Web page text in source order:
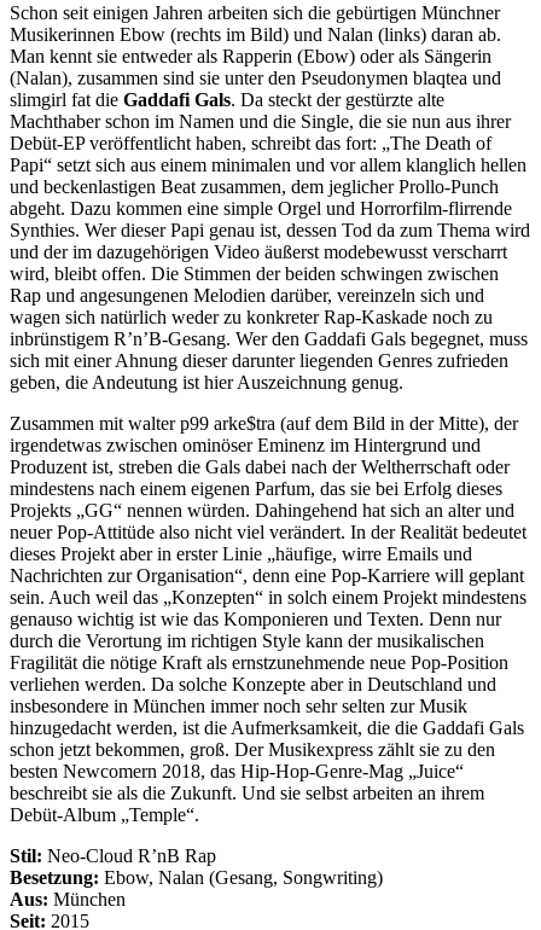
Schon seit einigen Jahren arbeiten sich die gebürtigen Münchner
Musikerinnen Ebow (rechts im Bild) und Nalan (links) daran ab.
Man kennt sie entweder als Rapperin (Ebow) oder als Sängerin
(Nalan), zusammen sind sie unter den Pseudonymen blaqtea und
slimgirl fat die Gaddafi Gals. Da steckt der gestürzte alte
Machthaber schon im Namen und die Single, die sie nun aus ihrer
Debüt-EP veröffentlicht haben, schreibt das fort: „The Death of
Papi“ setzt sich aus einem minimalen und vor allem klanglich hellen
und beckenlastigen Beat zusammen, dem jeglicher Prollo-Punch
abgeht. Dazu kommen eine simple Orgel und Horrorfilm-flirrende
Synthies. Wer dieser Papi genau ist, dessen Tod da zum Thema wird
und der im dazugehörigen Video äußerst modebewusst verscharrt
wird, bleibt offen. Die Stimmen der beiden schwingen zwischen
Rap und angesungenen Melodien darüber, vereinzeln sich und
wagen sich natürlich weder zu konkreter Rap-Kaskade noch zu
inbrünstigem R’n’B-Gesang. Wer den Gaddafi Gals begegnet, muss
sich mit einer Ahnung dieser darunter liegenden Genres zufrieden
geben, die Andeutung ist hier Auszeichnung genug.
Zusammen mit walter p99 arke$tra (auf dem Bild in der Mitte), der
irgendetwas zwischen ominöser Eminenz im Hintergrund und
Produzent ist, streben die Gals dabei nach der Weltherrschaft oder
mindestens nach einem eigenen Parfum, das sie bei Erfolg dieses
Projekts „GG“ nennen würden. Dahingehend hat sich an alter und
neuer Pop-Attitüde also nicht viel verändert. In der Realität bedeutet
dieses Projekt aber in erster Linie „häufige, wirre Emails und
Nachrichten zur Organisation“, denn eine Pop-Karriere will geplant
sein. Auch weil das „Konzepten“ in solch einem Projekt mindestens
genauso wichtig ist wie das Komponieren und Texten. Denn nur
durch die Verortung im richtigen Style kann der musikalischen
Fragilität die nötige Kraft als ernstzunehmende neue Pop-Position
verliehen werden. Da solche Konzepte aber in Deutschland und
insbesondere in München immer noch sehr selten zur Musik
hinzugedacht werden, ist die Aufmerksamkeit, die die Gaddafi Gals
schon jetzt bekommen, groß. Der Musikexpress zählt sie zu den
besten Newcomern 2018, das Hip-Hop-Genre-Mag „Juice“
beschreibt sie als die Zukunft. Und sie selbst arbeiten an ihrem
Debüt-Album „Temple“.
Stil: Neo-Cloud R’nB Rap
Besetzung: Ebow, Nalan (Gesang, Songwriting)
Aus: München
Seit: 2015